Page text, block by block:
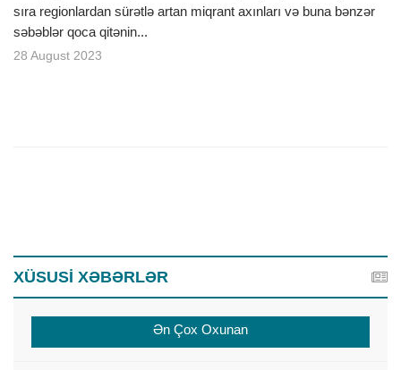
sıra regionlardan sürətlə artan miqrant axınları və buna bənzər
səbəblər qoca qitənin...
28 August 2023
XÜSUSİ XƏBƏRLƏR
Ən Çox Oxunan